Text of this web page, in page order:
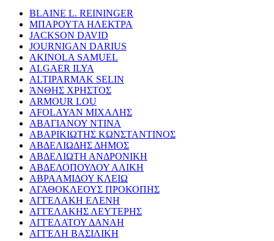
BLAINE L. REININGER
ΜΠΑΡΟΥΤΑ ΗΛΕΚΤΡΑ
JACKSON DAVID
JOURNIGAN DARIUS
AKINOLA SAMUEL
ALGAER ILYA
ALTIPARMAK SELIN
ΆΝΘΗΣ ΧΡΗΣΤΟΣ
ARMOUR LOU
AFOLAYAN ΜΙΧΑΛΗΣ
ΑΒΑΓΙΑΝΟΥ ΝΤΙΝΑ
ΑΒΑΡΙΚΙΩΤΗΣ ΚΩΝΣΤΑΝΤΙΝΟΣ
ΑΒΔΕΛΙΩΔΗΣ ΔΗΜΟΣ
ΑΒΔΕΛΙΩΤΗ ΑΝΔΡΟΝΙΚΗ
ΑΒΔΕΛΟΠΟΥΛΟΥ ΑΛΙΚΗ
ΑΒΡΑΑΜΙΔΟΥ ΚΛΕΙΩ
ΑΓΑΘΟΚΛΕΟΥΣ ΠΡΟΚΟΠΗΣ
ΑΓΓΕΛΑΚΗ ΕΛΕΝΗ
ΑΓΓΕΛΑΚΗΣ ΛΕΥΤΕΡΗΣ
ΑΓΓΕΛΑΤΟΥ ΔΑΝΑΗ
ΑΓΓΕΛΗ ΒΑΣΙΛΙΚΗ